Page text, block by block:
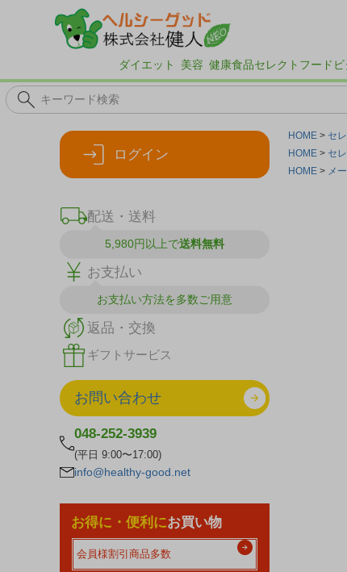
ダイエット 美容 健康食品セレクトフード
ログイン
配送・送料
5,980円以上で送料無料
お支払い
お支払い方法を多数ご用意
返品・交換
ギフトサービス
お問い合わせ
048-252-3939
(平日 9:00〜17:00)
info@healthy-good.net
お得に・便利にお買い物
会員様割引商品多数
HOME
セ
HOME
セ
HOME
メ